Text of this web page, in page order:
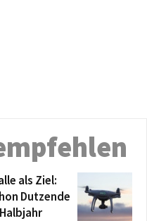
als Ziel:
Dutzende